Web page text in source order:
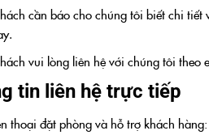
cần báo cho chúng tôi biết chi
vui lòng liên hệ với chúng tôi theo
tin liên hệ trực tiếp
thoại đặt phòng và hỗ trợ khách